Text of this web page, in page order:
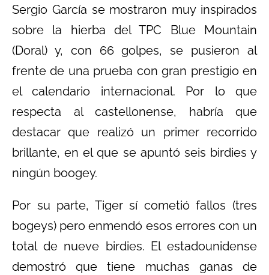
Sergio García se mostraron muy inspirados
sobre la hierba del TPC Blue Mountain
(Doral) y, con 66 golpes, se pusieron al
frente de una prueba con gran prestigio en
el calendario internacional. Por lo que
respecta al castellonense, habría que
destacar que realizó un primer recorrido
brillante, en el que se apuntó seis birdies y
ningún boogey.
Por su parte, Tiger sí cometió fallos (tres
bogeys) pero enmendó esos errores con un
total de nueve birdies. El estadounidense
demostró que tiene muchas ganas de